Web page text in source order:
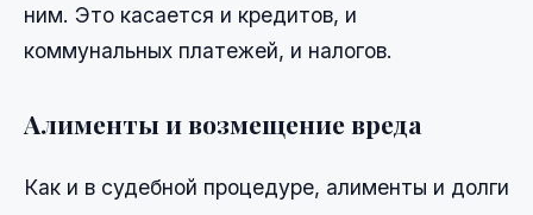
ним. Это касается и кредитов, и
коммунальных платежей, и налогов.
Алименты и возмещение вреда
Как и в судебной процедуре, алименты и долги